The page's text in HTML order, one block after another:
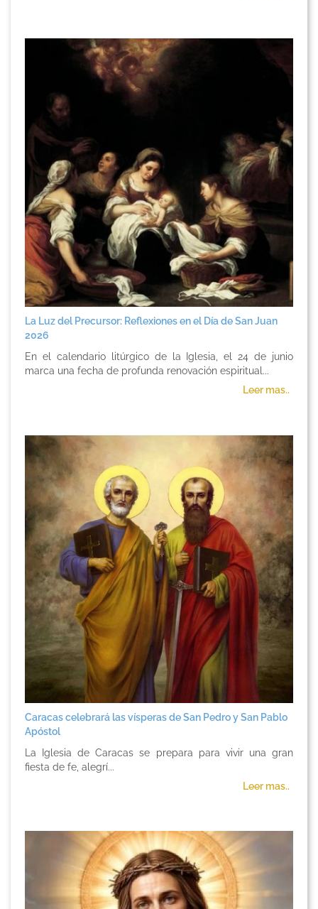
La Luz del Precursor: Reflexiones en el Día de San Juan
2026
En el calendario litúrgico de la Iglesia, el 24 de junio
marca una fecha de profunda renovación espiritual...
Leer mas..
Caracas celebrará las vísperas de San Pedro y San Pablo
Apóstol
La Iglesia de Caracas se prepara para vivir una gran
fiesta de fe, alegrí...
Leer mas..